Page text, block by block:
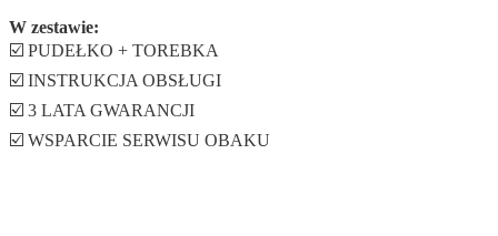
W zestawie:
☑️ PUDEŁKO + TOREBKA
☑️ INSTRUKCJA OBSŁUGI
☑️ 3 LATA GWARANCJI
☑️ WSPARCIE SERWISU OBAKU